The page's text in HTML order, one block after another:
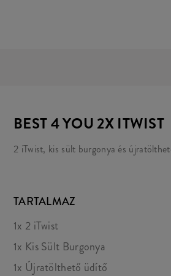
BEST 4 YOU 2X ITWIST
2 iTwist, kis sült burgonya és
TARTALMAZ
1x 2 iTwist
1x Kis Sült Burgonya
1x Újratölthető üdítő